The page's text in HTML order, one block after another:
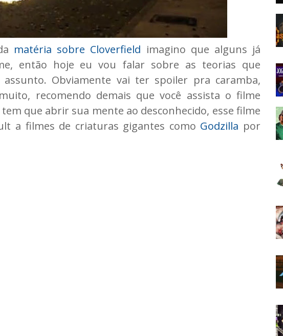
matéria sobre Cloverfield imagino que alguns já
então hoje eu vou falar sobre as teorias que
Obviamente vai ter spoiler pra caramba,
recomendo demais que você assista o filme
que abrir sua mente ao desconhecido, esse filme
a filmes de criaturas gigantes como Godzilla por